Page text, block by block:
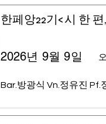
한페앙22기<시 한
2026년 9월 9일
Bar.방광식 Vn.정유진 Pf.